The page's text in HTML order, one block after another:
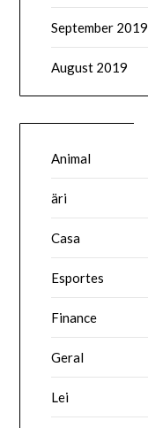
September 2019
August 2019
Animal
äri
Casa
Esportes
Finance
Geral
Lei